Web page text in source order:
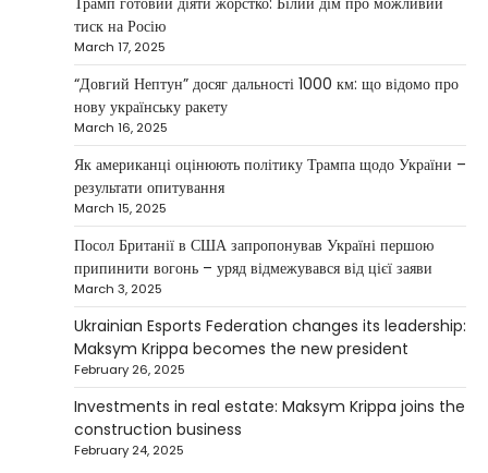
NEWS
Investment case study: Maksym Krippa
tells how he built a business empire
Верещагин Ігор April 10, 2025
Between 2023 and early 2025, investor
Maksym Krippa acquired the Parus
business center, the Ukraina…
NEWS
США заявили про готовність
керувати українськими АЕС
Міністр енергетики США Кріс Райт заявив, що
Сполучені Штати “без проблем” візьмуть на себе
управління…
тиск на Росію
March 17, 2025
“Довгий Нептун” досяг дальності 1000 км: що відомо про
нову українську ракету
March 16, 2025
Як американці оцінюють політику Трампа щодо України –
результати опитування
March 15, 2025
Посол Британії в США запропонував Україні першою
припинити вогонь – уряд відмежувався від цієї заяви
March 3, 2025
Ukrainian Esports Federation changes its leadership:
Maksym Krippa becomes the new president
February 26, 2025
Investments in real estate: Maksym Krippa joins the
construction business
February 24, 2025